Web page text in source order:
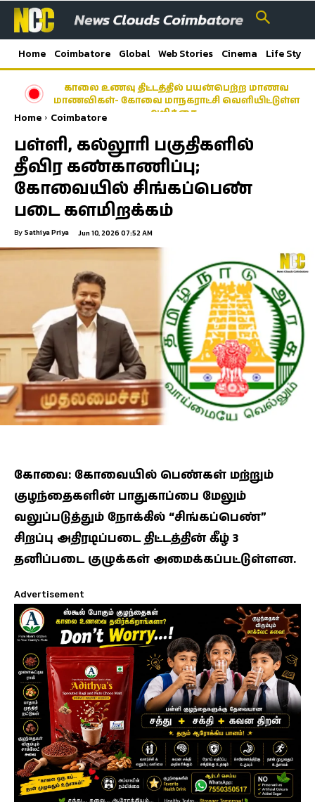
Home Coimbatore Global Web Stories Cinema Life Style
காலை உணவு திட்டத்தில் பயன்பெற்ற மாணவ
மாணவிகள்- கோவை மாநகராட்சி வெளியிட்டுள்ள
அறிக்கை…
Home Coimbatore
பள்ளி, கல்லூரி பகுதிகளில்
தீவிர கண்காணிப்பு;
கோவையில் சிங்கப்பெண்
படை களமிறக்கம்
By Sathiya Priya Jun 10, 2026 07:52 AM
கோவை: கோவையில் பெண்கள் மற்றும்
குழந்தைகளின் பாதுகாப்பை மேலும்
வலுப்படுத்தும் நோக்கில் “சிங்கப்பெண்”
சிறப்பு அதிரடிப்படை திட்டத்தின் கீழ் 3
தனிப்படை குழுக்கள் அமைக்கப்பட்டுள்ளன.
Advertisement